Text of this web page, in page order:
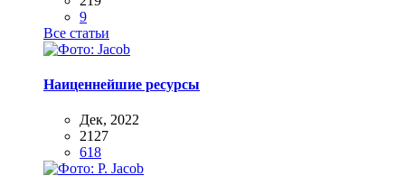
9
Все статьи
Наиценнейшие ресурсы
Дек, 2022
2127
618